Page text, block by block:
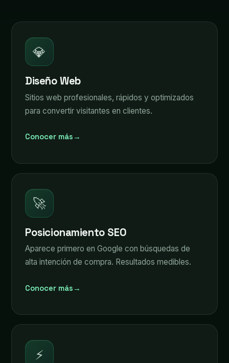
💎
Diseño Web
Sitios web profesionales, rápidos y optimizados
para convertir visitantes en clientes.
Conocer más →
🚀
Posicionamiento SEO
Aparece primero en Google con búsquedas de
alta intención de compra. Resultados medibles.
Conocer más →
⚡